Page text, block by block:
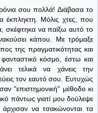
σου πολλά! Διάβασα το
έκπληκτη. Μόλις χτες, που
σκέφτηκα να παίξω αυτό το
κάπου. Με τρόμαξε
της πραγματικότητας και
κόσμο, έστω και
τελικά να χάνεις την
τον εαυτό σου. Ευτυχώς
"επιστημονική" μέθοδο κι
πάντως γιατί μου δούλεψε
να τσακώνονται τα